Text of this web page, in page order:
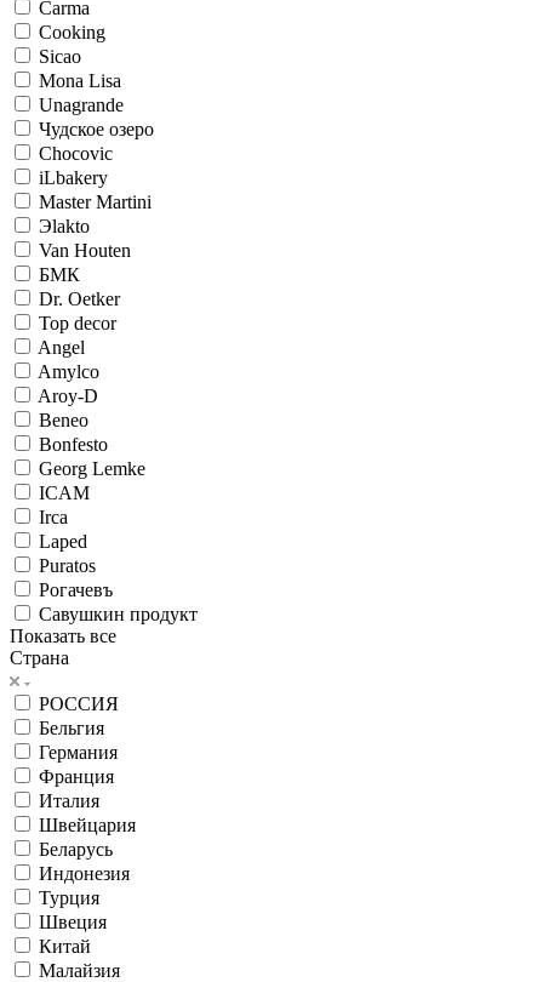
Carma
Cooking
Sicao
Mona Lisa
Unagrande
Чудское озеро
Chocovic
iLbakery
Master Martini
Эlakto
Van Houten
БМК
Dr. Oetker
Top decor
Angel
Amylco
Aroy-D
Beneo
Bonfesto
Georg Lemke
ICAM
Irca
Laped
Puratos
Рогачевъ
Савушкин продукт
Показать все
Страна
РОССИЯ
Бельгия
Германия
Франция
Италия
Швейцария
Беларусь
Индонезия
Турция
Швеция
Китай
Малайзия